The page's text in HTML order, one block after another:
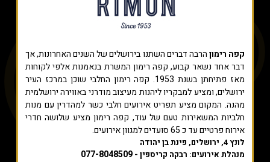
קפה רימוןהרבה דברים השתנו בירושלים של השנים האחרונות, אך
דבר אחד נשאר קבוע, קפה רימון המשרת בנאמנות אלפי לקוחות
מאז פתיחתן בשנת 1953. קפה רימון החלבי שוכן במרכז העיר
ירושלים, ומציע למבקריו ליהנות מעיצוב מודרני באווירה ירושלמית
מהנה. המקום מציע תפריט אירועים חלבי כשר למהדרין עם מנות
חלביות המשאירות טעם של עוד, קפה רימון מציע שלושה חדרי
אירוח פרטיים עד כ 65 סועדים למגוון אירועים.
לונץ 4, ירושלים, פינת בן יהודה
מנהלת אירועים: רבקה קריספין - 077-8048509